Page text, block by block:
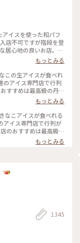
アイスを使った和パフ
店不可ですが階段を登
居心地の良いお店。
った和なものからティ
使ったものなど様々。
焼き菓子、クロックム
す。 こちらもアニメ・
なこ #黒ゴマ #アイス
クリーム #かき氷 #フォトジェニック #名探偵コナン
もっとみる
この生アイスが食べれ
のアイス専門店で行列
すすめは最高級の丹波
たてきなな』。(600円
一切使ってません。
当においしかったので
になりました♡ #京
ゴーラー隊#きなこ
もっとみる
なこアイスが食べれる
アイス専門店で行列が
のおすすめは最高級の
できたてきなな』。
、卵を一切使ってま
もっとみる
1345